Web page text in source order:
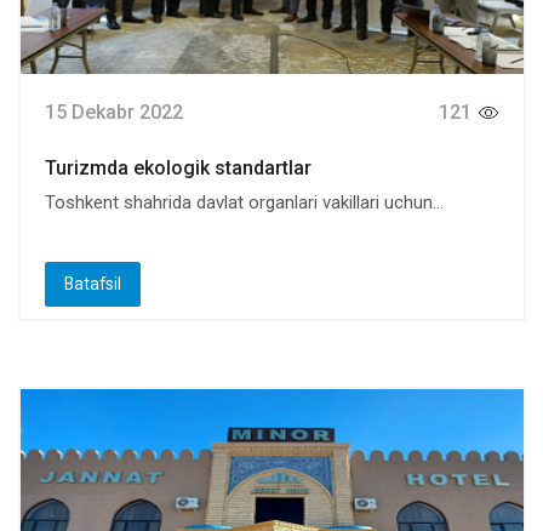
15 Dekabr 2022 121
Turizmda ekologik standartlar
Toshkent shahrida davlat organlari vakillari uchun...
Batafsil